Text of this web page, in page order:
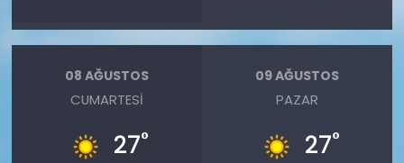
08 AĞUSTOS
CUMARTESI
27°
09 AĞUSTOS
PAZAR
27°